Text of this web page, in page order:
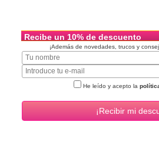
Recibe un 10% de descuento
¡Además de novedades, trucos y
He leído y acepto la